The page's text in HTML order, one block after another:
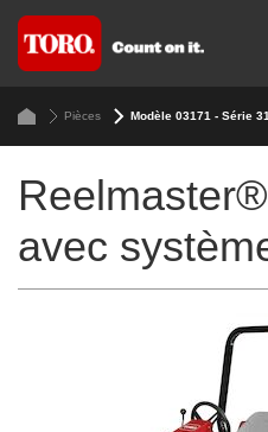
Pièces Modèle 03171 - Série
avec